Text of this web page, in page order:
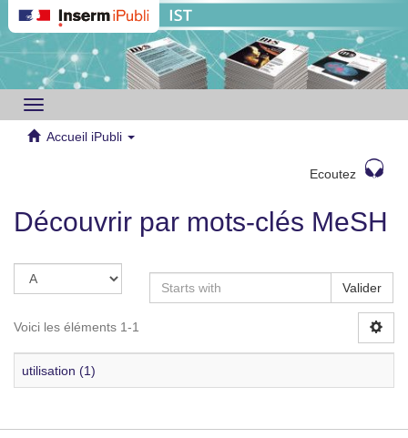
Toggle
navigation
Accueil iPubli
Ecoutez
Découvrir par mots-clés MeSH
Valider
Voici les éléments 1-1
utilisation (1)